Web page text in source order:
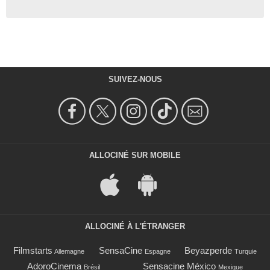
SUIVEZ-NOUS
ALLOCINÉ SUR MOBILE
ALLOCINÉ À L'ÉTRANGER
Filmstarts Allemagne SensaCine Espagne Beyazperde Turquie
AdoroCinema Brésil Sensacine México Mexique